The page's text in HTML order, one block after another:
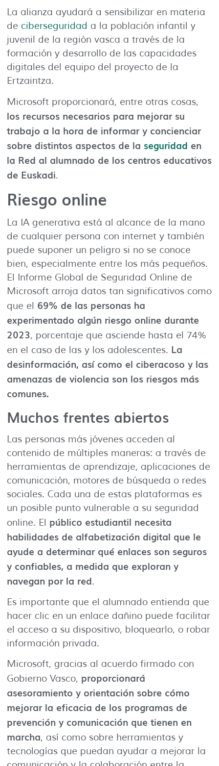
La alianza ayudará a sensibilizar en materia
de ciberseguridad a la población infantil y
juvenil de la región vasca a través de la
formación y desarrollo de las capacidades
digitales del equipo del proyecto de la
Ertzaintza.
Microsoft proporcionará, entre otras cosas,
los recursos necesarios para mejorar su
trabajo a la hora de informar y concienciar
sobre distintos aspectos de la seguridad en
la Red al alumnado de los centros educativos
de Euskadi.
Riesgo online
La IA generativa está al alcance de la mano
de cualquier persona con internet y también
puede suponer un peligro si no se conoce
bien, especialmente entre los más pequeños.
El Informe Global de Seguridad Online de
Microsoft arroja datos tan significativos como
que el 69% de las personas ha
experimentado algún riesgo online durante
2023, porcentaje que asciende hasta el 74%
en el caso de las y los adolescentes. La
desinformación, así como el ciberacoso y las
amenazas de violencia son los riesgos más
comunes.
Muchos frentes abiertos
Las personas más jóvenes acceden al
contenido de múltiples maneras: a través de
herramientas de aprendizaje, aplicaciones de
comunicación, motores de búsqueda o redes
sociales. Cada una de estas plataformas es
un posible punto vulnerable a su seguridad
online. El público estudiantil necesita
habilidades de alfabetización digital que le
ayude a determinar qué enlaces son seguros
y confiables, a medida que exploran y
navegan por la red.
Es importante que el alumnado entienda que
hacer clic en un enlace dañino puede facilitar
el acceso a su dispositivo, bloquearlo, o robar
información privada.
Microsoft, gracias al acuerdo firmado con
Gobierno Vasco, proporcionará
asesoramiento y orientación sobre cómo
mejorar la eficacia de los programas de
prevención y comunicación que tienen en
marcha, así como sobre herramientas y
tecnologías que puedan ayudar a mejorar la